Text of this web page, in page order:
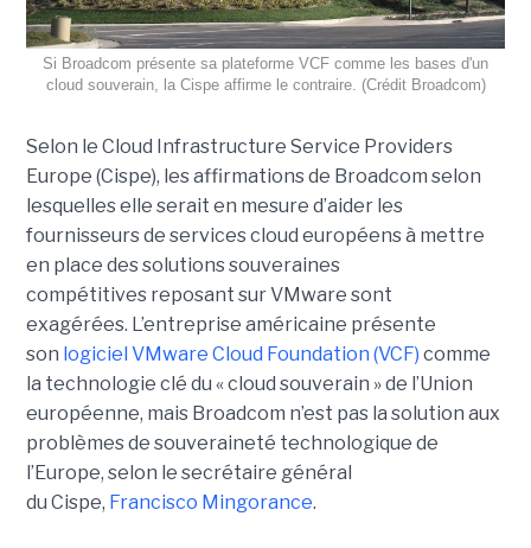
Si Broadcom présente sa plateforme VCF comme les bases d'un
cloud souverain, la Cispe affirme le contraire. (Crédit Broadcom)
Selon le Cloud Infrastructure Service Providers
Europe (Cispe), les affirmations de Broadcom selon
lesquelles elle serait en mesure d’aider les
fournisseurs de services cloud européens à mettre
en place des solutions souveraines
compétitives reposant sur VMware sont
exagérées. L’entreprise américaine présente
son logiciel VMware Cloud Foundation (VCF) comme
la technologie clé du « cloud souverain » de l’Union
européenne, mais Broadcom n’est pas la solution aux
problèmes de souveraineté technologique de
l’Europe, selon le secrétaire général
du Cispe, Francisco Mingorance.